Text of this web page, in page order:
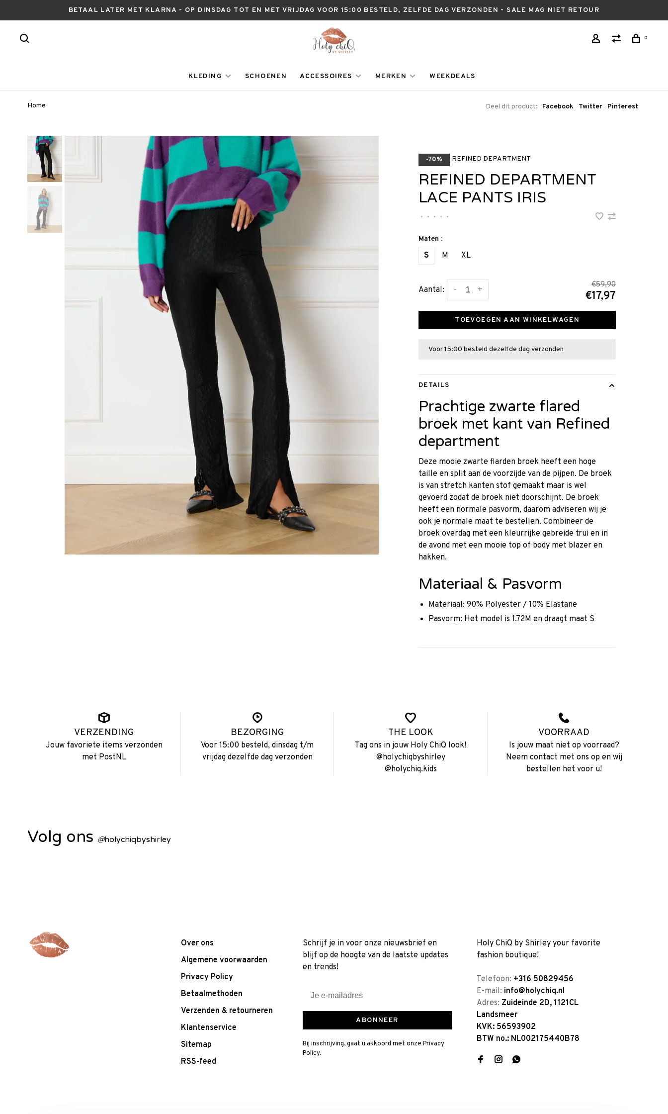
BETAAL LATER MET KLARNA - OP DINSDAG TOT EN MET VRIJDAG VOOR 15:00 BESTELD, ZELFDE DAG VERZONDEN - SALE MAG NIET RETOUR
0
KLEDING SCHOENEN ACCESSOIRES MERKEN WEEKDEALS
Home Deel dit product: Facebook Twitter Pinterest
-70% REFINED DEPARTMENT
REFINED DEPARTMENT
LACE PANTS IRIS
• • • • •
Maten :
S M XL
Aantal: +
-
€59,90
€17,97
TOEVOEGEN AAN WINKELWAGEN
Voor 15:00 besteld dezelfde dag verzonden
DETAILS
Prachtige zwarte flared
broek met kant van Refined
department
Deze mooie zwarte flarden broek heeft een hoge
taille en split aan de voorzijde van de pijpen. De broek
is van stretch kanten stof gemaakt maar is wel
gevoerd zodat de broek niet doorschijnt. De broek
heeft een normale pasvorm, daarom adviseren wij je
ook je normale maat te bestellen. Combineer de
broek overdag met een kleurrijke gebreide trui en in
de avond met een mooie top of body met blazer en
hakken.
Materiaal & Pasvorm
Materiaal: 90% Polyester / 10% Elastane
Pasvorm: Het model is 1.72M en draagt maat S
VERZENDING
Jouw favoriete items verzonden
met PostNL
BEZORGING
Voor 15:00 besteld, dinsdag t/m
vrijdag dezelfde dag verzonden
THE LOOK
Tag ons in jouw Holy ChiQ look!
@holychiqbyshirley
@holychiq.kids
VOORRAAD
Is jouw maat niet op voorraad?
Neem contact met ons op en wij
bestellen het voor u!
Volg ons @holychiqbyshirley
Over ons
Algemene voorwaarden
Privacy Policy
Betaalmethoden
Verzenden & retourneren
Klantenservice
Sitemap
RSS-feed
Schrijf je in voor onze nieuwsbrief en
blijf op de hoogte van de laatste updates
en trends!
ABONNEER
Bij inschrijving, gaat u akkoord met onze Privacy
Policy.
Holy ChiQ by Shirley your favorite
fashion boutique!
Telefoon: +316 50829456
E-mail: info@holychiq.nl
Adres: Zuideinde 2D, 1121CL
Landsmeer
KVK: 56593902
BTW no.: NL002175440B78